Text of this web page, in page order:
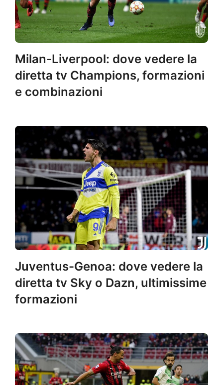
Milan-Liverpool: dove vedere la
diretta tv Champions, formazioni
e combinazioni
Juventus-Genoa: dove vedere la
diretta tv Sky o Dazn, ultimissime
formazioni